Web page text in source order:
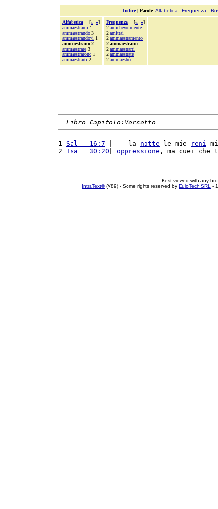
Indice| Parole: Alfabetica - Frequenza -
Alfabetica [« »]
ammaestrami 1
ammaestrando 3
ammaestrandovi 1
ammaestrano 2
ammaestrare 3
ammaestrarono 1
ammaestrarti 2
Frequenza [« »]
2 amichevolmente
2 amittai
2 ammaestramento
2 ammaestrano
2 ammaestrarti
2 ammaestrate
2 ammaestrò
Libro Capitolo:Versetto
1 Sal   16:7 |    la notte le mie reni
2 Isa   30:20 oppressione , ma quei che
Best viewed with any
IntraText®(V89) - Some rights reserved by EuloTech SRL -